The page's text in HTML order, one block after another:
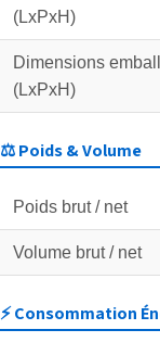
(LxPxH)
Dimensions
(LxPxH)
⚖️ Poids & Volume
Poids brut / net
Volume brut / net
⚡ Consommation